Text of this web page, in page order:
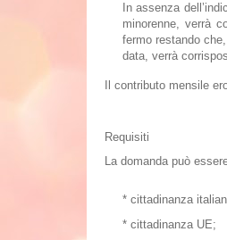
In assenza
minorenne, verrà
fermo restando
data, verrà
Il contributo mensile
Requisiti
La domanda può
* cittadinanza
* cittadinanza UE;